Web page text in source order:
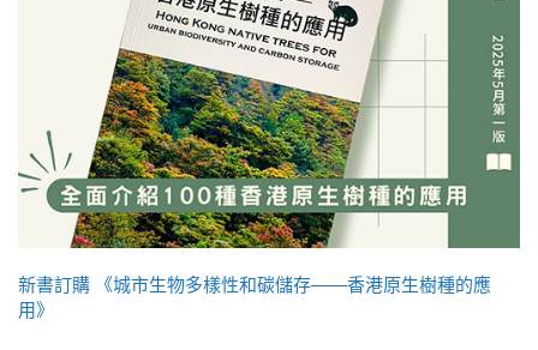
新書訂購 《城市生物多樣性和碳儲存——香港原生樹種的應
用》